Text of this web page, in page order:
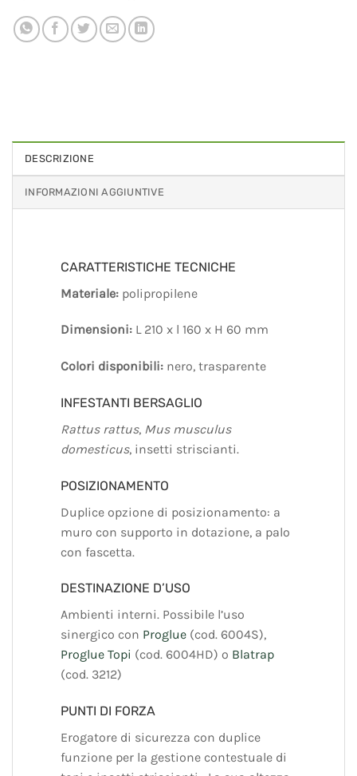
DESCRIZIONE
INFORMAZIONI AGGIUNTIVE
CARATTERISTICHE TECNICHE
Materiale: polipropilene
Dimensioni: L 210 x l 160 x H 60 mm
Colori disponibili: nero, trasparente
INFESTANTI BERSAGLIO
Rattus rattus, Mus musculus
domesticus, insetti striscianti.
POSIZIONAMENTO
Duplice opzione di posizionamento: a
muro con supporto in dotazione, a palo
con fascetta.
DESTINAZIONE D’USO
Ambienti interni. Possibile l’uso
sinergico con Proglue (cod. 6004S),
Proglue Topi (cod. 6004HD) o Blatrap
(cod. 3212)
PUNTI DI FORZA
Erogatore di sicurezza con duplice
funzione per la gestione contestuale di